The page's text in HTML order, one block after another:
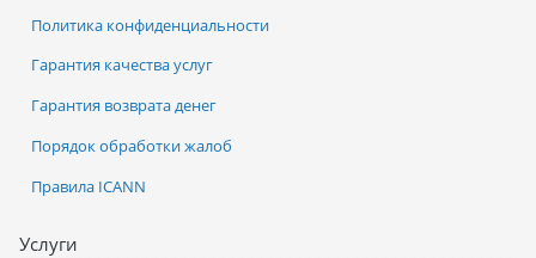
Услуги
Политика конфиденциальности
Гарантия качества услуг
Гарантия возврата денег
Порядок обработки жалоб
Правила ICANN